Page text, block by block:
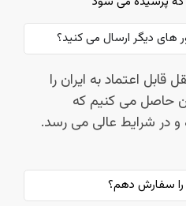
دیگر ارسال می کنید؟
اعتماد به ایران را
حاصل می کنیم که
در شرایط عالی می رسد.
سفارش دهم؟